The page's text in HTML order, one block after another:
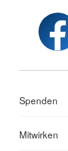
Spenden
Mitwirken